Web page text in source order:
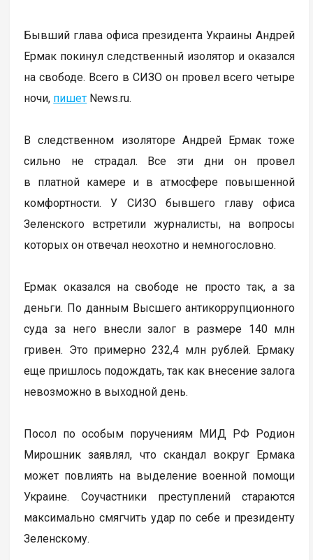
Бывший глава офиса президента Украины Андрей
Ермак покинул следственный изолятор и оказался
на свободе. Всего в СИЗО он провел всего четыре
ночи, пишет News.ru.
В следственном изоляторе Андрей Ермак тоже
сильно не страдал. Все эти дни он провел
в платной камере и в атмосфере повышенной
комфортности. У СИЗО бывшего главу офиса
Зеленского встретили журналисты, на вопросы
которых он отвечал неохотно и немногословно.
Ермак оказался на свободе не просто так, а за
деньги. По данным Высшего антикоррупционного
суда за него внесли залог в размере 140 млн
гривен. Это примерно 232,4 млн рублей. Ермаку
еще пришлось подождать, так как внесение залога
невозможно в выходной день.
Посол по особым поручениям МИД РФ Родион
Мирошник заявлял, что скандал вокруг Ермака
может повлиять на выделение военной помощи
Украине. Соучастники преступлений стараются
максимально смягчить удар по себе и президенту
Зеленскому.